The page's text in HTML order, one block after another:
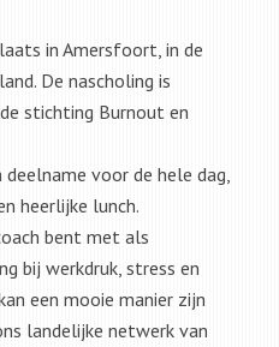
in Amersfoort, in de
De nascholing is
stichting Burnout en
voor de hele dag,
heerlijke lunch.
bent met als
bij werkdruk, stress en
een mooie manier zijn
landelijke netwerk van